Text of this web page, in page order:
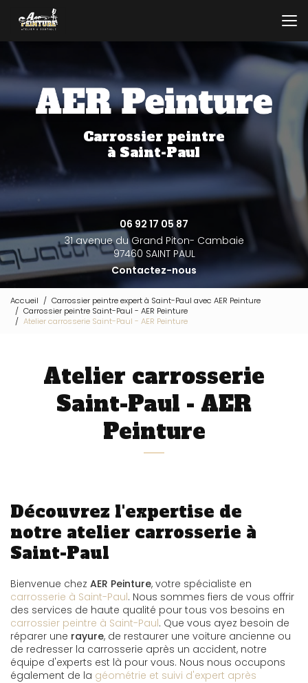
contenu
principal
Carrossier peintre
à Saint-Paul
06 92 17 05 87
31 avenue du Grand Piton- Cambaie
97460 SAINT PAUL
Contactez-nous
Accueil
Carrossier peintre expert à Saint-Paul avec AER Peinture
Carrossier peintre Saint-Paul - AER Peinture
Atelier carrosserie Saint-Paul - AER Peinture
Atelier carrosserie
Saint-Paul - AER
Peinture
Découvrez l'expertise de
notre atelier carrosserie à
Saint-Paul
Bienvenue chez AER Peinture, votre spécialiste en
carrosserie à Saint-Paul. Nous sommes fiers de vous offrir
des services de haute qualité pour tous vos besoins en
carrossier peintre à Saint-Paul. Que vous ayez besoin de
réparer une rayure, de restaurer une voiture ancienne ou
de redresser la carrosserie après un accident, notre
équipe d'experts est là pour vous. Nous nous occupons
également de la géométrie et suivi d'expert après